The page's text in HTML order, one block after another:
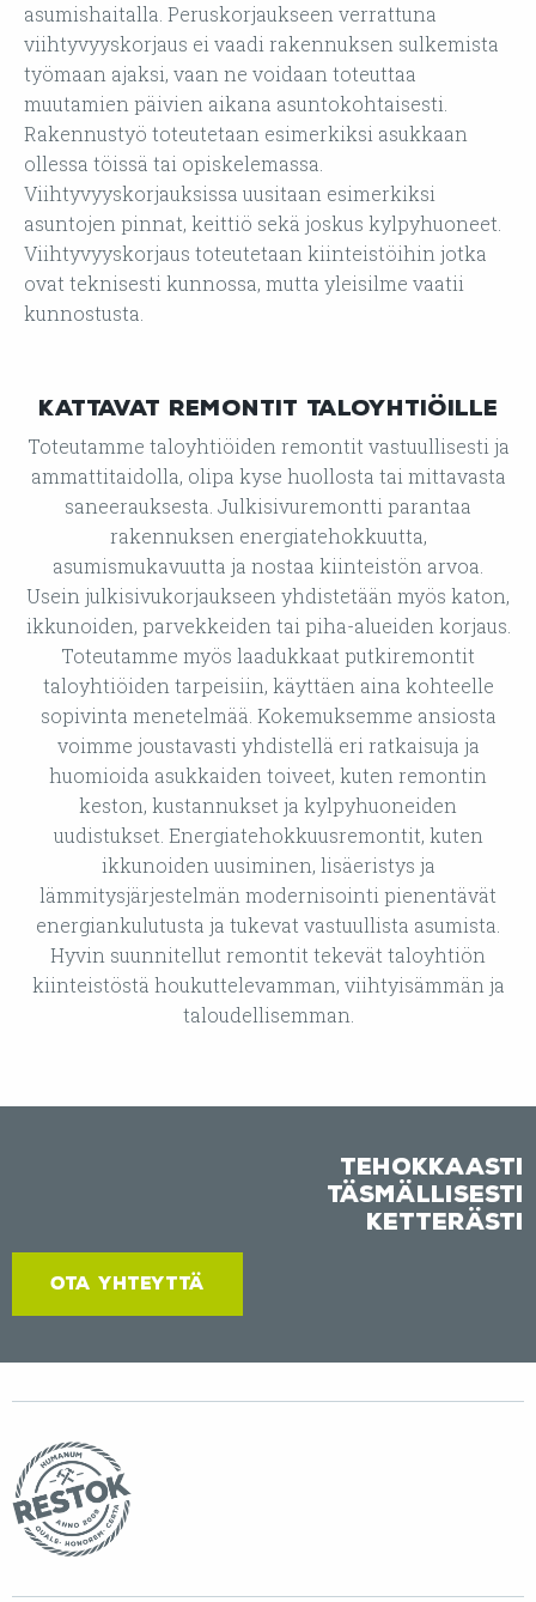
asumishaitalla. Peruskorjaukseen verrattuna
viihtyvyyskorjaus ei vaadi rakennuksen sulkemista
työmaan ajaksi, vaan ne voidaan toteuttaa
muutamien päivien aikana asuntokohtaisesti.
Rakennustyö toteutetaan esimerkiksi asukkaan
ollessa töissä tai opiskelemassa.
Viihtyvyyskorjauksissa uusitaan esimerkiksi
asuntojen pinnat, keittiö sekä joskus kylpyhuoneet.
Viihtyvyyskorjaus toteutetaan kiinteistöihin jotka
ovat teknisesti kunnossa, mutta yleisilme vaatii
kunnostusta.
Kattavat remontit taloyhtiöille
Toteutamme taloyhtiöiden remontit vastuullisesti ja
ammattitaidolla, olipa kyse huollosta tai mittavasta
saneerauksesta. Julkisivuremontti parantaa
rakennuksen energiatehokkuutta,
asumismukavuutta ja nostaa kiinteistön arvoa.
Usein julkisivukorjaukseen yhdistetään myös katon,
ikkunoiden, parvekkeiden tai piha-alueiden korjaus.
Toteutamme myös laadukkaat putkiremontit
taloyhtiöiden tarpeisiin, käyttäen aina kohteelle
sopivinta menetelmää. Kokemuksemme ansiosta
voimme joustavasti yhdistellä eri ratkaisuja ja
huomioida asukkaiden toiveet, kuten remontin
keston, kustannukset ja kylpyhuoneiden
uudistukset. Energiatehokkuusremontit, kuten
ikkunoiden uusiminen, lisäeristys ja
lämmitysjärjestelmän modernisointi pienentävät
energiankulutusta ja tukevat vastuullista asumista.
Hyvin suunnitellut remontit tekevät taloyhtiön
kiinteistöstä houkuttelevamman, viihtyisämmän ja
taloudellisemman.
Tehokkaasti
Täsmällisesti
Ketterästi
OTA YHTEYTTÄ